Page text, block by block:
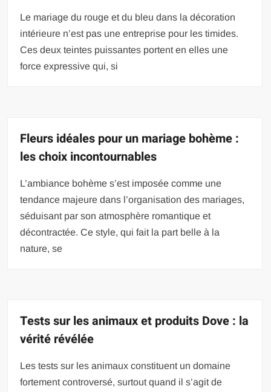
Le mariage du rouge et du bleu dans la décoration
intérieure n’est pas une entreprise pour les timides.
Ces deux teintes puissantes portent en elles une
force expressive qui, si
Fleurs idéales pour un mariage bohème :
les choix incontournables
L’ambiance bohème s’est imposée comme une
tendance majeure dans l’organisation des mariages,
séduisant par son atmosphère romantique et
décontractée. Ce style, qui fait la part belle à la
nature, se
Tests sur les animaux et produits Dove : la
vérité révélée
Les tests sur les animaux constituent un domaine
fortement controversé, surtout quand il s’agit de